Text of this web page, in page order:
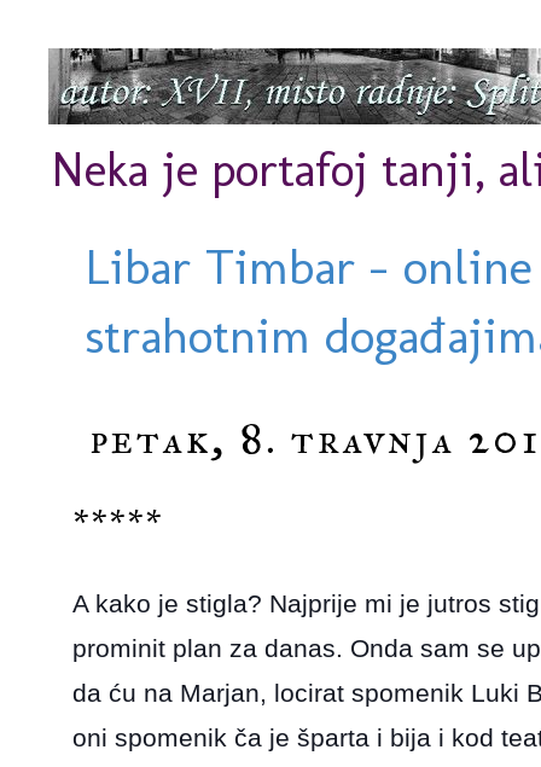
Neka je portafoj tanji,
Libar Timbar -
strahotnim
petak, 8. travnja
*****
A kako je stigla? Najprije mi je jutros
prominit plan za danas. Onda sam se
da ću na Marjan, locirat spomenik Luki
oni spomenik ča je šparta i bija i kod